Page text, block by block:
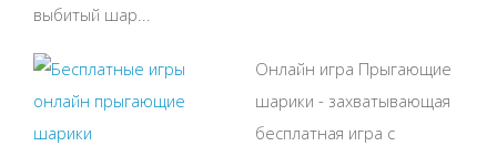
выбитый шар...
Онлайн игра Прыгающие
шарики - захватывающая
бесплатная игра с